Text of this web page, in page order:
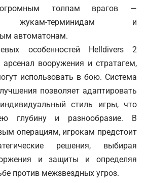
огромным толпам врагов —
жукам-терминидам и
автоматонам.
особенностей Helldivers 2
арсенал вооружения и стратагем,
использовать в бою. Система
позволяет адаптировать
стиль игры, что
глубину и разнообразие. В
операциям, игрокам предстоит
решения, выбирая
и защиты и определяя
против межзвездных угроз.